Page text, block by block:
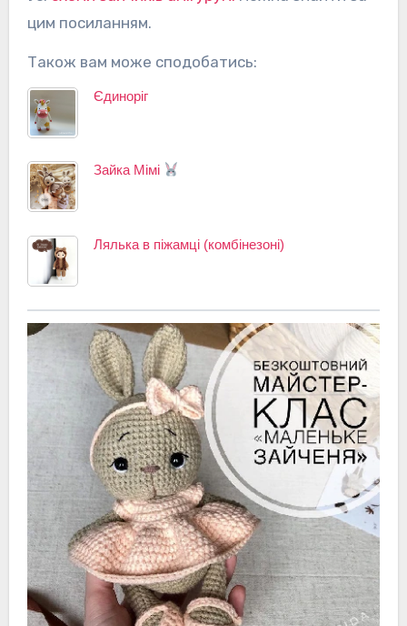
цим посиланням.
Також вам може сподобатись:
Єдиноріг
Зайка Мімі
Лялька в піжамці (комбінезоні)